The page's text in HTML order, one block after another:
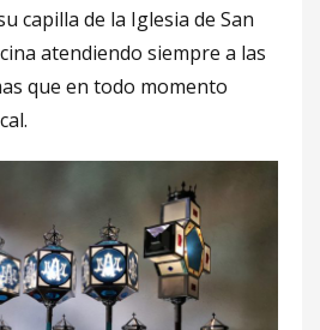
capilla de la Iglesia de San
atendiendo siempre a las
que en todo momento